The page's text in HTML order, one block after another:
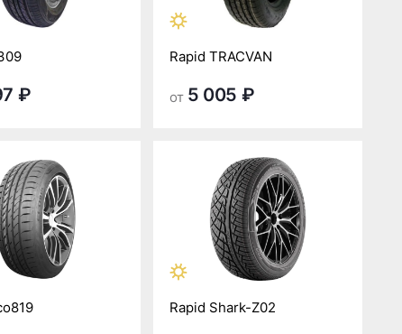
₽
Rapid TRACVAN
от 5 005 ₽
Rapid Shark-Z02